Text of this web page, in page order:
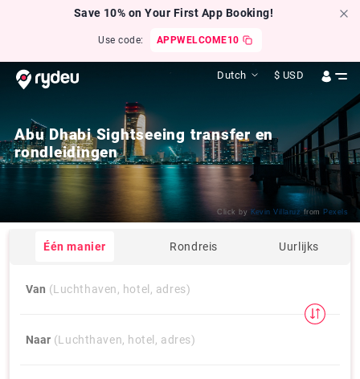
Save 10% on Your First App Booking!
Use code: APPWELCOME10
Dutch $ USD
Abu Dhabi Sightseeing transfer en
rondleidingen
Click by Kevin Villaruzfrom Pexels
Één manier Rondreis Uurlijks
Van (Luchthaven, hotel, adres)
Naar (Luchthaven, hotel, adres)